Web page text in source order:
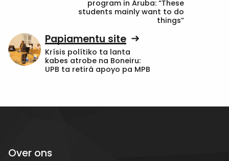
program in Aruba: “These
students mainly want to do
things”
Papiamentu site
Krísis polítiko ta lanta
kabes atrobe na Boneiru:
UPB ta retirá apoyo pa MPB
Over ons